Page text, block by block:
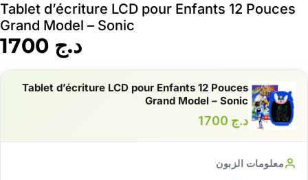
Tablet d’écriture LCD pour Enfants 12 Pouces
Grand Model – Sonic
د.ج
Tablet d’écriture LCD pour Enfants 12 Pouces
Grand Model – Sonic
د.ج
معلومات الزبون